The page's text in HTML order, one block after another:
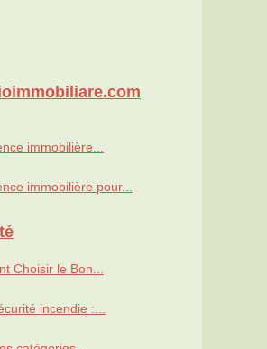
immobilière...
immobilière pour...
Choisir le Bon...
incendie :...